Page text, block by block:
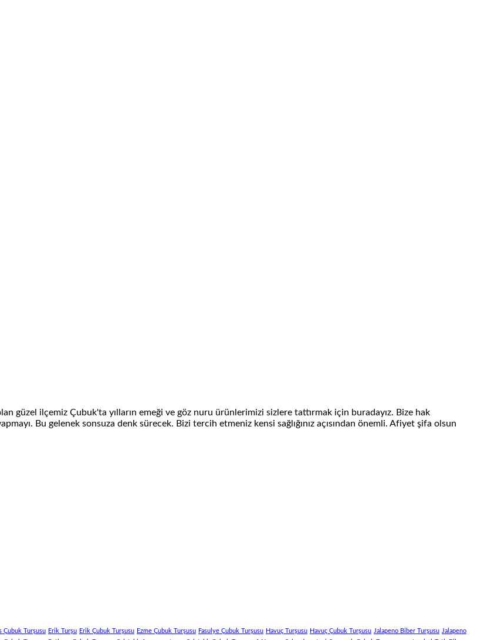
güzel ilçemiz Çubuk'ta yılların emeği ve göz nuru ürünlerimizi sizlere tattırmak için buradayız. Bize hak
Bu gelenek sonsuza denk sürecek. Bizi tercih etmeniz kensi sağlığınız açısından önemli. Afiyet şifa olsun
Çubuk Turşusu Erik Turşu Erik Çubuk Turşusu Ezme Çubuk Turşusu Fasulye Çubuk Turşusu Havuç Turşusu Havuç Çubuk Turşusu Jalapeno Biber Turşusu Jalapeno